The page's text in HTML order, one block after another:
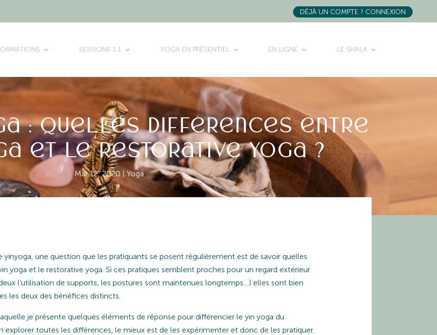
DÉJÀ UN COMPTE ? CONNEXION
SESSIONS 1:1 YOGA EN PRÉSENTIEL EN LIGNE LE SHALA
: Quelles différences entre
et le restorative yoga ?
Mar 12, 2020| Yoga
yinyoga, une question que les pratiquants se posent régulièrement est de savoir quelles
yoga et le restorative yoga. Si ces pratiques semblent proches pour un regard extérieur
l’utilisation de supports, les postures sont maintenues longtemps…) elles sont bien
les deux des bénéfices distincts.
je présente quelques éléments de réponse pour différencier le yin yoga du
explorer toutes les différences, le mieux est de les expérimenter et donc de les pratiquer.